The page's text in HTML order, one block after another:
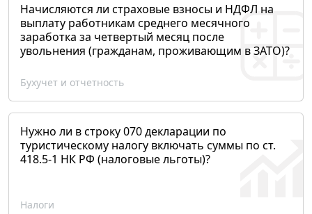
Начисляются ли страховые взносы и НДФЛ на
выплату работникам среднего месячного
заработка за четвертый месяц после
увольнения (гражданам, проживающим в ЗАТО)?
Бухучет и отчетность
Нужно ли в строку 070 декларации по
туристическому налогу включать суммы по ст.
418.5-1 НК РФ (налоговые льготы)?
Налоги